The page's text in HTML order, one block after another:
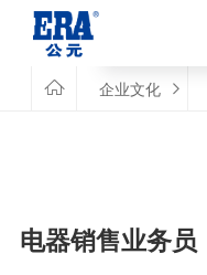
 企业文化 
电器销售业务员